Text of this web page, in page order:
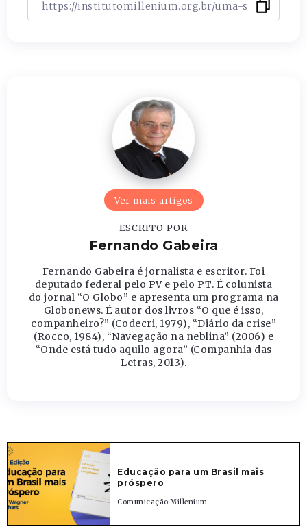
Ver mais artigos
ESCRITO POR
Fernando Gabeira
Fernando Gabeira é jornalista e escritor. Foi
deputado federal pelo PV e pelo PT. É colunista
do jornal “O Globo” e apresenta um programa na
Globonews. É autor dos livros “O que é isso,
companheiro?” (Codecri, 1979), “Diário da crise”
(Rocco, 1984), “Navegação na neblina” (2006) e
“Onde está tudo aquilo agora” (Companhia das
Letras, 2013).
Educação para um Brasil mais
próspero
Comunicação Millenium